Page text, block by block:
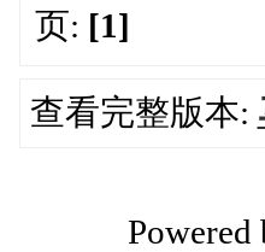
页: [1]
查看完整版本:
Powered